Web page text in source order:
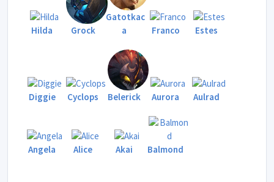
Hilda Grock
Gatotkac
a
Franco Estes
Diggie Cyclops Belerick Aurora Aulrad
Angela Alice Akai Balmond